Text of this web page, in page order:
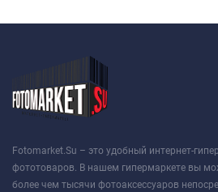
Fotomarket.Su – это удобный интернет-
фототоваров. В нашем гипермаркете вы
более чем тысячи фотоаксессуаров